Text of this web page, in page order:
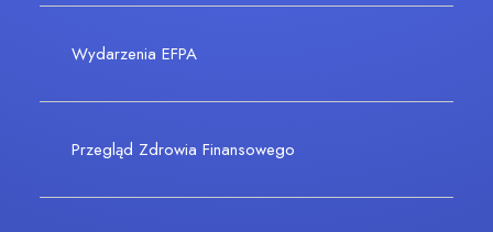
Wydarzenia EFPA
Przegląd Zdrowia Finansowego